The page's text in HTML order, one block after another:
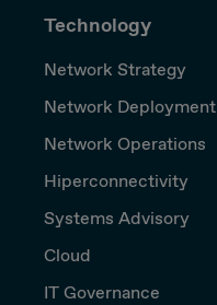
Technology
Network Strategy
Network Deployment
Network Operations
Hiperconnectivity
Systems Advisory
Cloud
IT Governance